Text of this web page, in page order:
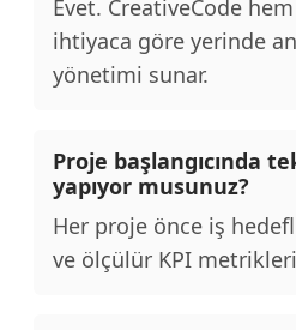
Evet. CreativeCode
ihtiyaca göre yerinde
yönetimi sunar.
Proje başlangıcında
yapıyor musunuz?
Her proje önce iş
ve ölçülür KPI